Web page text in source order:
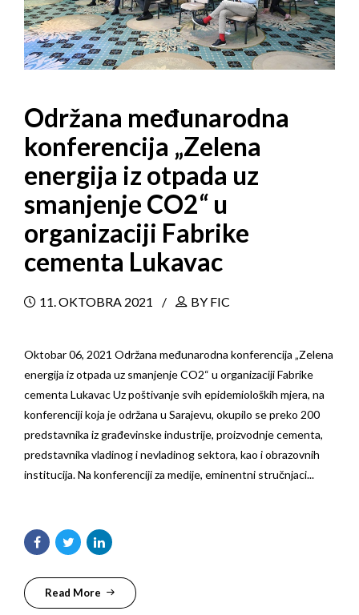
Održana međunarodna
konferencija „Zelena
energija iz otpada uz
smanjenje CO2“ u
organizaciji Fabrike
cementa Lukavac
11. OKTOBRA 2021 BY FIC
Oktobar 06, 2021 Održana međunarodna konferencija „Zelena
energija iz otpada uz smanjenje CO2“ u organizaciji Fabrike
cementa Lukavac Uz poštivanje svih epidemioloških mjera, na
konferenciji koja je održana u Sarajevu, okupilo se preko 200
predstavnika iz građevinske industrije, proizvodnje cementa,
predstavnika vladinog i nevladinog sektora, kao i obrazovnih
institucija. Na konferenciji za medije, eminentni stručnjaci...
Read More